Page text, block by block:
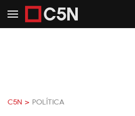
C5N > POLÍTICA